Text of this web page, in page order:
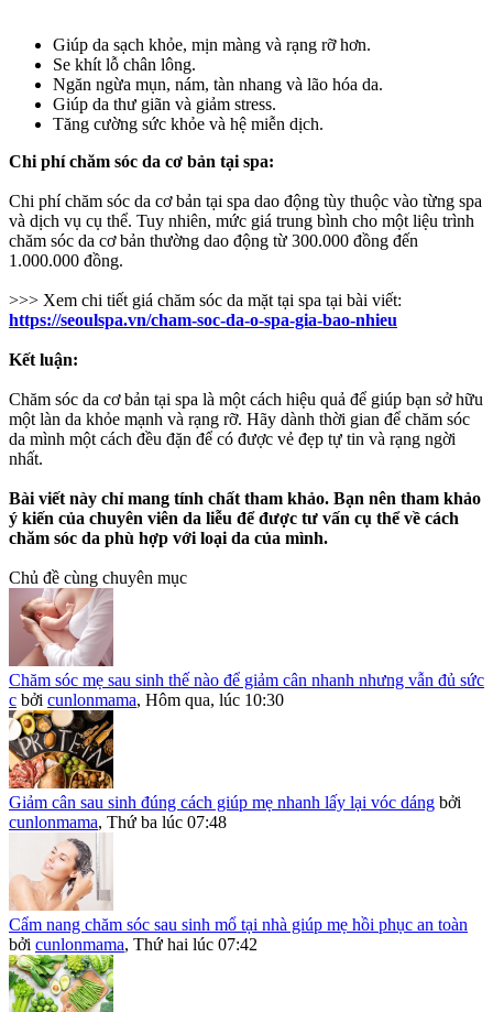
Giúp da sạch khỏe, mịn màng và rạng rỡ hơn.
Se khít lỗ chân lông.
Ngăn ngừa mụn, nám, tàn nhang và lão hóa da.
Giúp da thư giãn và giảm stress.
Tăng cường sức khỏe và hệ miễn dịch.
Chi phí chăm sóc da cơ bản tại spa:
Chi phí chăm sóc da cơ bản tại spa dao động tùy thuộc vào từng spa
và dịch vụ cụ thể. Tuy nhiên, mức giá trung bình cho một liệu trình
chăm sóc da cơ bản thường dao động từ 300.000 đồng đến
1.000.000 đồng.
>>> Xem chi tiết giá chăm sóc da mặt tại spa tại bài viết:
https://seoulspa.vn/cham-soc-da-o-spa-gia-bao-nhieu
Kết luận:
Chăm sóc da cơ bản tại spa là một cách hiệu quả để giúp bạn sở hữu
một làn da khỏe mạnh và rạng rỡ. Hãy dành thời gian để chăm sóc
da mình một cách đều đặn để có được vẻ đẹp tự tin và rạng ngời
nhất.
Bài viết này chỉ mang tính chất tham khảo. Bạn nên tham khảo
ý kiến của chuyên viên da liễu để được tư vấn cụ thể về cách
chăm sóc da phù hợp với loại da của mình.
Chủ đề cùng chuyên mục
Chăm sóc mẹ sau sinh thế nào để giảm cân nhanh nhưng vẫn đủ sức
c bởi cunlonmama, Hôm qua, lúc 10:30
Giảm cân sau sinh đúng cách giúp mẹ nhanh lấy lại vóc dáng bởi
cunlonmama, Thứ ba lúc 07:48
Cẩm nang chăm sóc sau sinh mổ tại nhà giúp mẹ hồi phục an toàn
bởi cunlonmama, Thứ hai lúc 07:42